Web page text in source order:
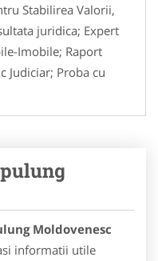
Stabilirea Valorii,
juridica; Expert
Imobile; Raport
Judiciar; Proba cu
Moldovenesc
informatii utile